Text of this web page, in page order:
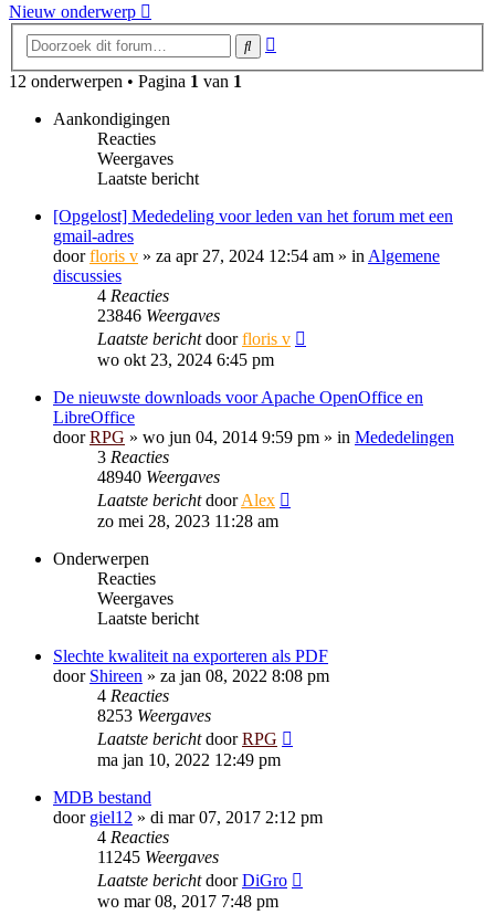
Nieuw onderwerp
Zoek
12 onderwerpen • Pagina 1 van 1
Aankondigingen
Reacties
Weergaves
Laatste bericht
[Opgelost] Mededeling voor leden van het forum met een
gmail-adres
doorfloris v » za apr 27, 2024 12:54 am » in Algemene
discussies
4 Reacties
23846 Weergaves
Laatste berichtdoorfloris v
wo okt 23, 2024 6:45 pm
De nieuwste downloads voor Apache OpenOffice en
LibreOffice
doorRPG » wo jun 04, 2014 9:59 pm » in Mededelingen
3 Reacties
48940 Weergaves
Laatste berichtdoorAlex
zo mei 28, 2023 11:28 am
Onderwerpen
Reacties
Weergaves
Laatste bericht
Slechte kwaliteit na exporteren als PDF
door Shireen » za jan 08, 2022 8:08 pm
4 Reacties
8253 Weergaves
Laatste berichtdoorRPG
ma jan 10, 2022 12:49 pm
MDB bestand
door giel12 » di mar 07, 2017 2:12 pm
4 Reacties
11245 Weergaves
Laatste berichtdoorDiGro
wo mar 08, 2017 7:48 pm